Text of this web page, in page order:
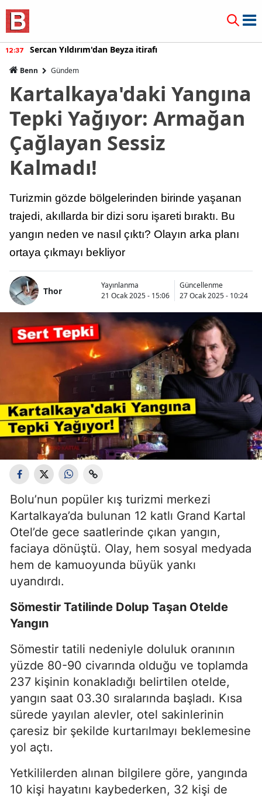
12:37 Sercan Yıldırım'dan Beyza itirafı
Benn Gündem
Kartalkaya'daki Yangına
Tepki Yağıyor: Armağan
Çağlayan Sessiz
Kalmadı!
Turizmin gözde bölgelerinden birinde yaşanan
trajedi, akıllarda bir dizi soru işareti bıraktı. Bu
yangın neden ve nasıl çıktı? Olayın arka planı
ortaya çıkmayı bekliyor
Thor
Yayınlanma
21 Ocak 2025 - 15:06
Güncellenme
27 Ocak 2025 - 10:24
Bolu’nun popüler kış turizmi merkezi
Kartalkaya’da bulunan 12 katlı Grand Kartal
Otel’de gece saatlerinde çıkan yangın,
faciaya dönüştü. Olay, hem sosyal medyada
hem de kamuoyunda büyük yankı
uyandırdı.
Sömestir Tatilinde Dolup Taşan Otelde
Yangın
Sömestir tatili nedeniyle doluluk oranının
yüzde 80-90 civarında olduğu ve toplamda
237 kişinin konakladığı belirtilen otelde,
yangın saat 03.30 sıralarında başladı. Kısa
sürede yayılan alevler, otel sakinlerinin
çaresiz bir şekilde kurtarılmayı beklemesine
yol açtı.
Yetkililerden alınan bilgilere göre, yangında
10 kişi hayatını kaybederken, 32 kişi de